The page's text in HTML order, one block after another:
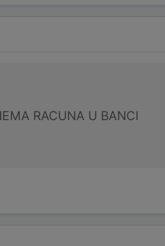
RACUNA U BANCI